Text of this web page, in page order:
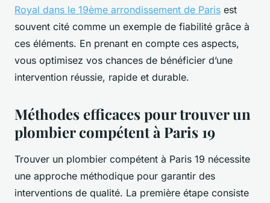
Royal dans le 19ème arrondissement de Paris est
souvent cité comme un exemple de fiabilité grâce à
ces éléments. En prenant en compte ces aspects,
vous optimisez vos chances de bénéficier d’une
intervention réussie, rapide et durable.
Méthodes efficaces pour trouver un
plombier compétent à Paris 19
Trouver un plombier compétent à Paris 19 nécessite
une approche méthodique pour garantir des
interventions de qualité. La première étape consiste